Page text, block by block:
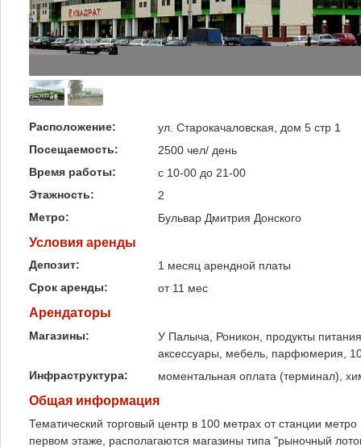
Расположение:
ул. Старокачаловская, дом 5 стр 1
Посещаемость:
2500 чел/ день
Время работы:
с 10-00 до 21-00
Этажность:
2
Метро:
Бульвар Дмитрия Донского
Условия аренды
Депозит:
1 месяц арендной платы
Срок аренды:
от 11 мес
Арендаторы
Магазины:
У Палыча, Роникон, продукты
аксессуары, мебель, парфюмерия,
Инфраструктура:
моментальная оплата (терминал),
Общая информация
Тематический торговый центр в 100 метрах от станции
первом этаже, располагаются магазины типа "рыночный